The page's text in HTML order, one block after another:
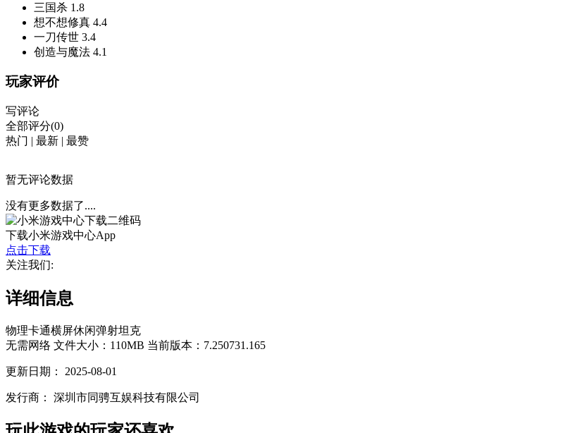
三国杀 1.8
想不想修真 4.4
一刀传世 3.4
创造与魔法 4.1
玩家评价
写评论
全部评分(0)
热门 | 最新 | 最赞
暂无评论数据
没有更多数据了....
下载小米游戏中心App
点击下载
关注我们:
详细信息
物理卡通横屏休闲弹射坦克
无需网络 文件大小：110MB 当前版本：7.250731.165
更新日期： 2025-08-01
发行商： 深圳市同骋互娱科技有限公司